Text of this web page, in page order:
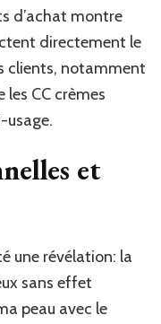
d’achat montre
directement le
clients, notamment
CC crèmes
usage.
et
une révélation: la
sans effet
peau avec le